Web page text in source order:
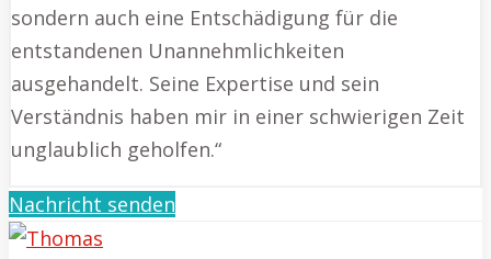
sondern auch eine Entschädigung für die
entstandenen Unannehmlichkeiten
ausgehandelt. Seine Expertise und sein
Verständnis haben mir in einer schwierigen Zeit
unglaublich geholfen.“
Nachricht senden